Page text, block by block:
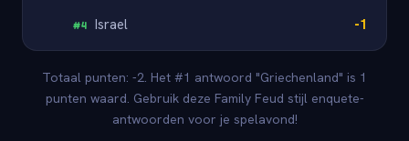
#4 Israel -1
Totaal punten: -2. Het #1 antwoord "Griechenland" is 1
punten waard. Gebruik deze Family Feud stijl enquete-
antwoorden voor je spelavond!